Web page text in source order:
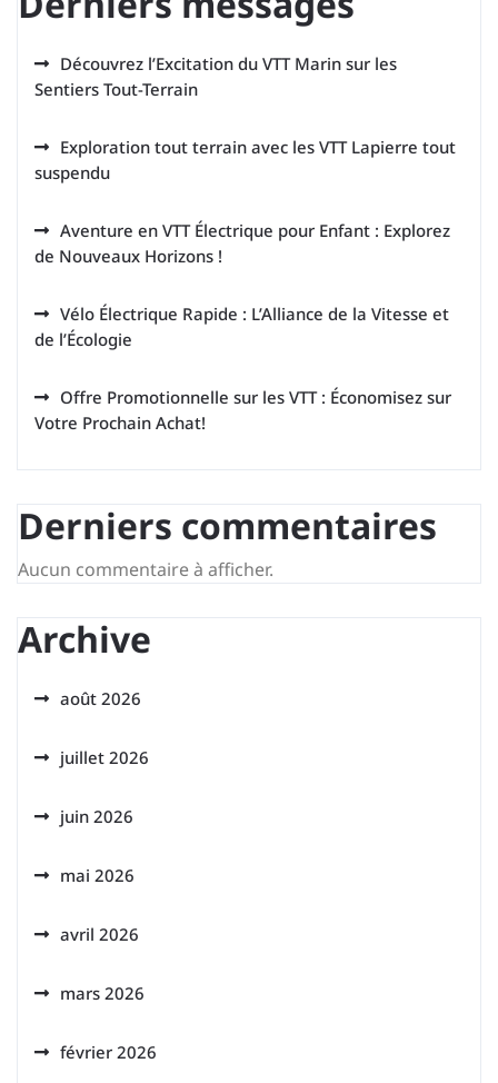
Découvrez l’Excitation du VTT Marin sur les
Sentiers Tout-Terrain
Exploration tout terrain avec les VTT Lapierre tout
suspendu
Aventure en VTT Électrique pour Enfant : Explorez
de Nouveaux Horizons !
Vélo Électrique Rapide : L’Alliance de la Vitesse et
de l’Écologie
Offre Promotionnelle sur les VTT : Économisez sur
Votre Prochain Achat!
Derniers commentaires
Aucun commentaire à afficher.
Archive
août 2026
juillet 2026
juin 2026
mai 2026
avril 2026
mars 2026
février 2026